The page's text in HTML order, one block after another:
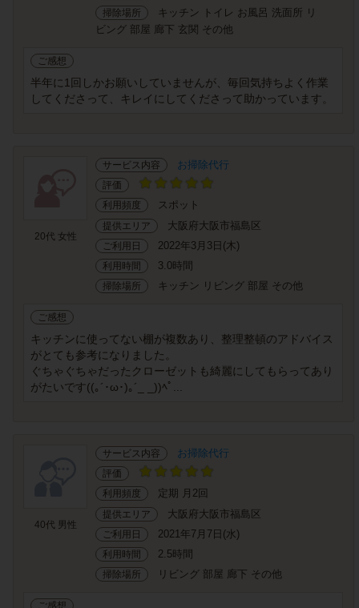
掃除場所
キッチン トイレ お風呂 洗面所 リ
ビング 部屋 廊下 玄関 その他
ご感想
半年に1回しかお願いしていませんが、毎回気持ちよく作業
してくださって、キレイにしてくださって助かっています。
20代 女性
サービス内容 お掃除代行
評価
利用頻度
スポット
提供エリア 大阪府大阪市福島区
ご利用日 2022年3月3日(木)
利用時間 3.0時間
掃除場所 キッチン リビング 部屋 その他
ご感想
キッチンに使ってない棚が複数あり、整理整頓のアドバイス
がとても参考になりました。
ぐちゃぐちゃだったクローゼットも綺麗にしてもらってあり
がたいです((｡´･ω･)｡´_ _))ﾍﾟ...
40代 男性
サービス内容 お掃除代行
評価
利用頻度
定期 月2回
提供エリア 大阪府大阪市福島区
ご利用日 2021年7月7日(水)
利用時間 2.5時間
掃除場所 リビング 部屋 廊下 その他
ご感想